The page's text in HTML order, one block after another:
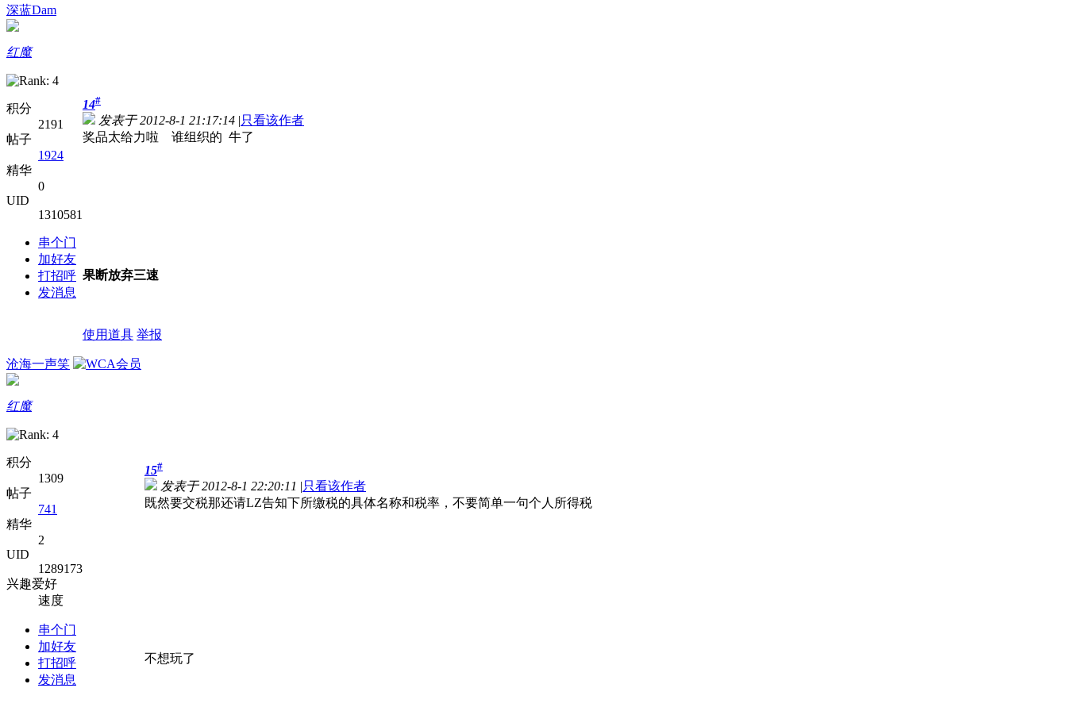
深蓝Dam
红魔
积分
2191
帖子
1924
精华
0
UID
1310581
串个门
加好友
打招呼
发消息
14#
发表于 2012-8-1 21:17:14 |只看该作者
奖品太给力啦 谁组织的 牛了
果断放弃三速
使用道具 举报
沧海一声笑
红魔
积分
1309
帖子
741
精华
2
UID
1289173
兴趣爱好
速度
串个门
加好友
打招呼
发消息
15#
发表于 2012-8-1 22:20:11 |只看该作者
既然要交税那还请LZ告知下所缴税的具体名称和税率，不要简单一句个人所得税
不想玩了